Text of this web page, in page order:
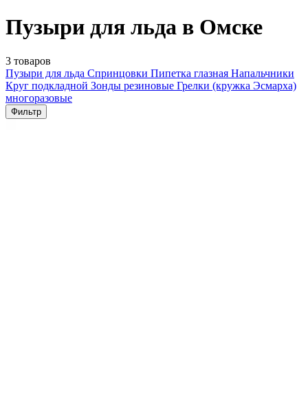
Пузыри для льда в Омске
3 товаров
Пузыри для льда Спринцовки Пипетка глазная Напальчники
Круг подкладной Зонды резиновые Грелки (кружка Эсмарха)
многоразовые
Фильтр